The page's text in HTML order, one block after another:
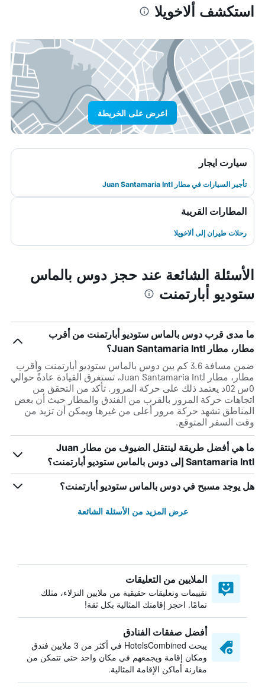
استكشف ألاخويلا
اعرض على الخريطة
سيارت ايجار
تأجير السيارات في مطار Juan Santamaria Intl
المطارات القريبة
رحلات طيران إلى ألاخويلا
الأسئلة الشائعة عند حجز دوس بالماس
ستوديو أبارتمنت
ما مدى قرب دوس بالماس ستوديو أبارتمنت من أقرب
مطار، مطار Juan Santamaria Intl؟
ضمن مسافة 3.6 كم بين دوس بالماس ستوديو أبارتمنت وأقرب
مطار، مطار Juan Santamaria Intl، تستغرق القيادة عادةً حوالي
0س 02د يعتمد ذلك على حركة المرور. تأكد من التحقق من
اتجاهات حركة المرور بالقرب من الفندق والمطار حيث أن بعض
المناطق تشهد حركة مرور أعلى من غيرها ويمكن أن تزيد من
وقت السفر المتوقع.
ما هي أفضل طريقة لينتقل الضيوف من مطار Juan
Santamaria Intl إلى دوس بالماس ستوديو أبارتمنت؟
هل يوجد مسبح في دوس بالماس ستوديو أبارتمنت؟
عرض المزيد من الأسئلة الشائعة
الملايين من التعليقات
تقييمات وتعليقات حقيقية من ملايين النزلاء، مثلك
تمامًا. احجز إقامتك المثالية بكل ثقة!
أفضل صفقات الفنادق
يبحث HotelsCombined في أكثر من 3 ملايين فندق
ومكان إقامة ويجمعهم في مكان واحد حتى تتمكن من
مقارنة أماكن الإقامة المثالية.